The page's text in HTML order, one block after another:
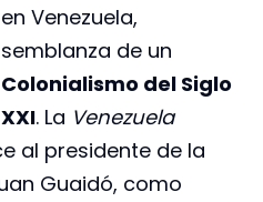
en Venezuela,
semblanza de un
Colonialismo del Siglo
XXI. La Venezuela
al presidente de la
Guaidó, como